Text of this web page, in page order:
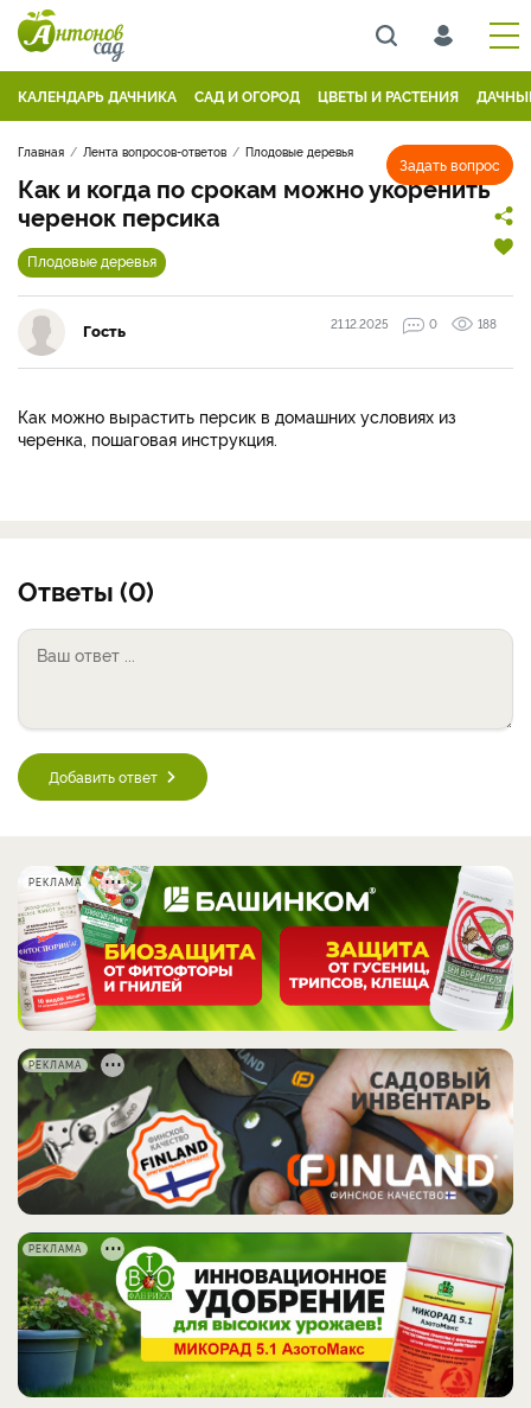
КАЛЕНДАРЬ ДАЧНИКА САД И ОГОРОД ЦВЕТЫ И РАСТЕНИЯ
Задать вопрос
Главная Лента вопросов-ответов Плодовые деревья
Как и когда по срокам можно укоренить
черенок персика
Плодовые деревья
Гость 21.12.2025 0 188
Как можно вырастить персик в домашних условиях из
черенка, пошаговая инструкция.
Ответы (0)
Добавить ответ
РЕКЛАМА
РЕКЛАМА
РЕКЛАМА